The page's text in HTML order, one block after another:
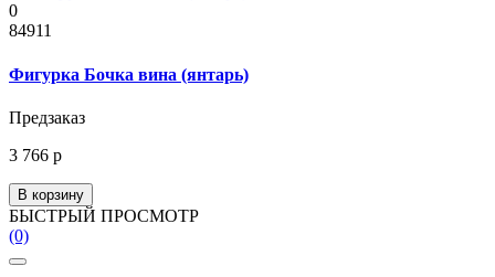
0
84911
Фигурка Бочка вина (янтарь)
Предзаказ
3 766 р
В корзину
БЫСТРЫЙ ПРОСМОТР
(0)